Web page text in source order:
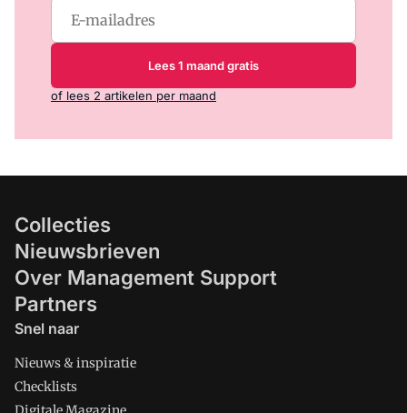
Lees 1 maand gratis
of lees 2 artikelen per maand
Collecties
Nieuwsbrieven
Over Management Support
Partners
Snel naar
Nieuws & inspiratie
Checklists